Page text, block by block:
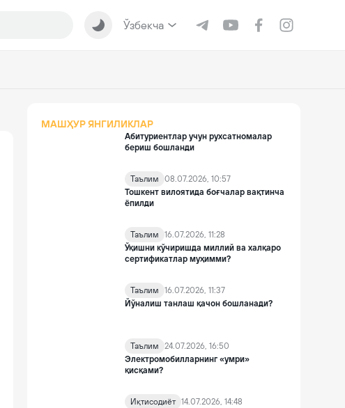
Ўзбекча
МАШҲУР ЯНГИЛИКЛАР
Абитуриентлар учун рухсатномалар
бериш бошланди
Таълим
08.07.2026, 10:57
Тошкент вилоятида боғчалар вақтинча
ёпилди
Таълим
16.07.2026, 11:28
Ўқишни кўчиришда миллий ва халқаро
сертификатлар муҳимми?
Таълим
16.07.2026, 11:37
Йўналиш танлаш қачон бошланади?
Таълим
24.07.2026, 16:50
Электромобилларнинг «умри»
қисқами?
Иқтисодиёт 14.07.2026, 14:48